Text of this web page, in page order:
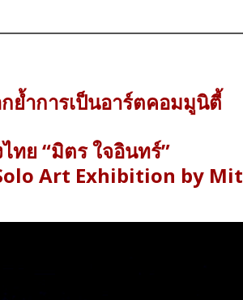
ย้ำการเป็นอาร์ตคอมมูนิตี้
ย “มิตร ใจอินทร์”
Art Exhibition by Mit